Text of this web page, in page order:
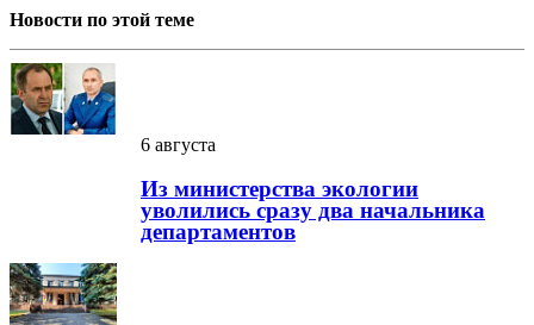
Новости по этой теме
6 августа
Из министерства экологии
уволились сразу два начальника
департаментов